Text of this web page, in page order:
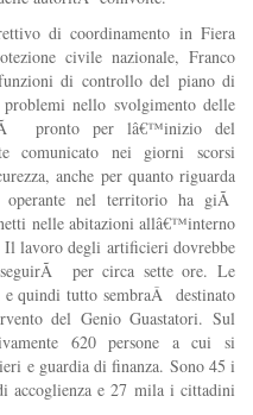
di coordinamento in Fiera
civile nazionale, Franco
di controllo del piano di
nello svolgimento delle
pronto per lâ€™inizio del
comunicato nei giorni scorsi
anche per quanto riguarda
operante nel territorio ha giÃ
nelle abitazioni allâ€™interno
lavoro degli artificieri dovrebbe
per circa sette ore. Le
quindi tutto sembraÂ destinato
del Genio Guastatori. Sul
620 persone a cui si
e guardia di finanza. Sono 45 i
e 27 mila i cittadini